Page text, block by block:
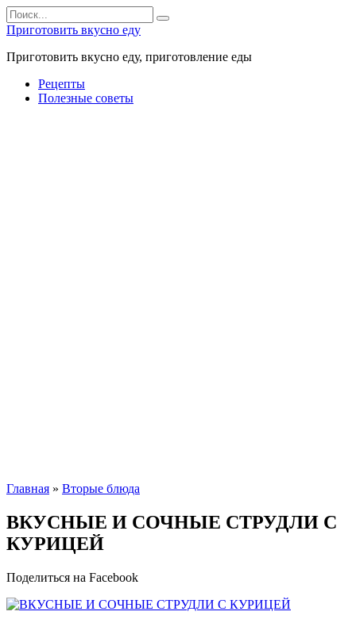
Перейти
к
контенту
Search
for:
Приготовить вкусно еду
Приготовить вкусно еду, приготовление еды
Рецепты
Полезные советы
Главная » Вторые блюда
ВКУСНЫЕ И СОЧНЫЕ СТРУДЛИ С
КУРИЦЕЙ
Поделиться на Facebook